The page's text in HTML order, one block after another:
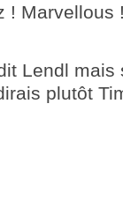
! Marvellous
Lendl
plutôt